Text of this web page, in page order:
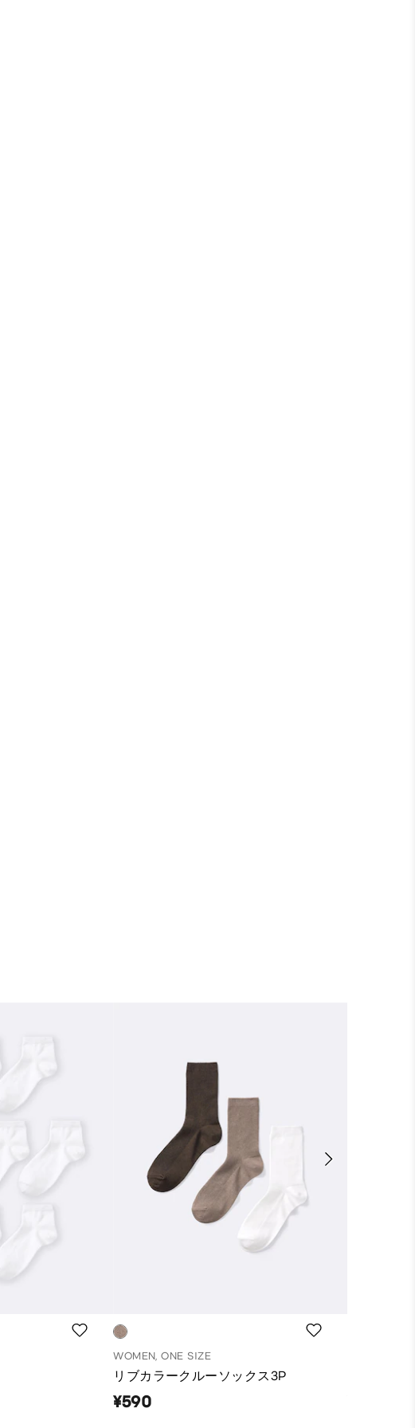
WOMEN, ONE SIZE
リブカラークルーソックス3P
¥590